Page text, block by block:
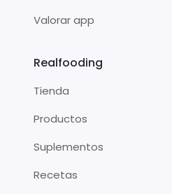
Valorar app
Realfooding
Tienda
Productos
Suplementos
Recetas